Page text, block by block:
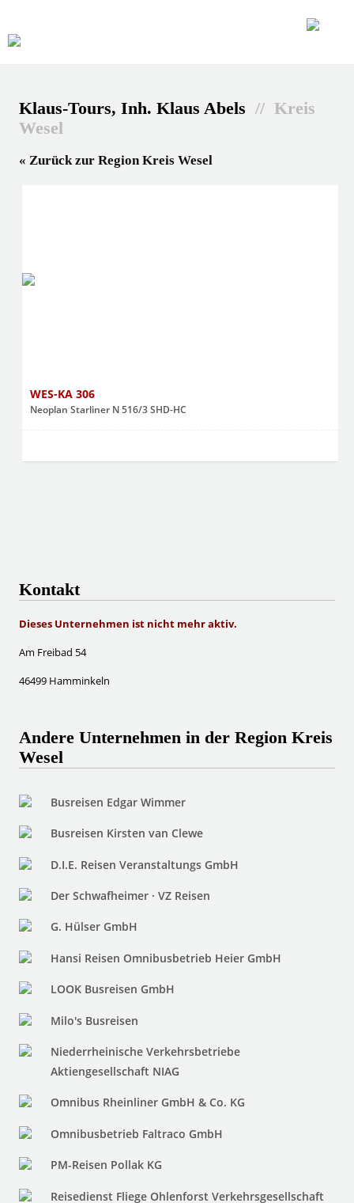
Klaus-Tours, Inh. Klaus Abels // Kreis
Wesel
« Zurück zur Region Kreis Wesel
WES-KA 306
Neoplan Starliner N 516/3 SHD-HC
Kontakt
Dieses Unternehmen ist nicht mehr aktiv.
Am Freibad 54
46499 Hamminkeln
Andere Unternehmen in der Region Kreis
Wesel
Busreisen Edgar Wimmer
Busreisen Kirsten van Clewe
D.I.E. Reisen Veranstaltungs GmbH
Der Schwafheimer · VZ Reisen
G. Hülser GmbH
Hansi Reisen Omnibusbetrieb Heier GmbH
LOOK Busreisen GmbH
Milo's Busreisen
Niederrheinische Verkehrsbetriebe
Aktiengesellschaft NIAG
Omnibus Rheinliner GmbH & Co. KG
Omnibusbetrieb Faltraco GmbH
PM-Reisen Pollak KG
Reisedienst Fliege Ohlenforst Verkehrsgesellschaft